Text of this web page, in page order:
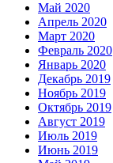
Май 2020
Апрель 2020
Март 2020
Февраль 2020
Январь 2020
Декабрь 2019
Ноябрь 2019
Октябрь 2019
Август 2019
Июль 2019
Июнь 2019